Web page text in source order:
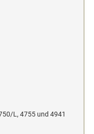
L, 4755 und 4941